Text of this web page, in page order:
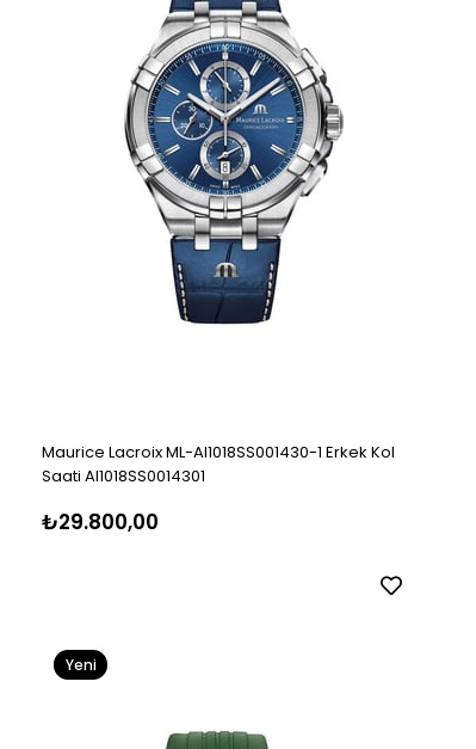
Maurice Lacroix ML-AI1018SS001430-1 Erkek Kol
Saati AI1018SS0014301
₺29.800,00
Yeni